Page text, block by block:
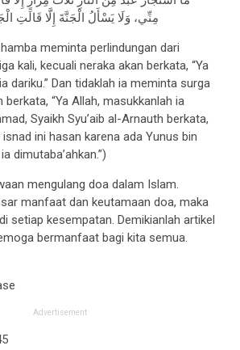
مِنِّي، وَلَا يَسْأَلُ الْجَنَّةَ إِلَّا قَالَتِ
meminta perlindungan dari
kali, kecuali neraka akan berkata, “Ya
dariku.” Dan tidaklah ia meminta surga
berkata, “Ya Allah, masukkanlah ia
Syaikh Syu’aib al-Arnauth berkata,
isnad ini hasan karena ada Yunus bin
dimutaba’ahkan.”)
mengulang doa dalam Islam.
manfaat dan keutamaan doa, maka
setiap kesempatan. Demikianlah artikel
bermanfaat bagi kita semua.
Advertisement